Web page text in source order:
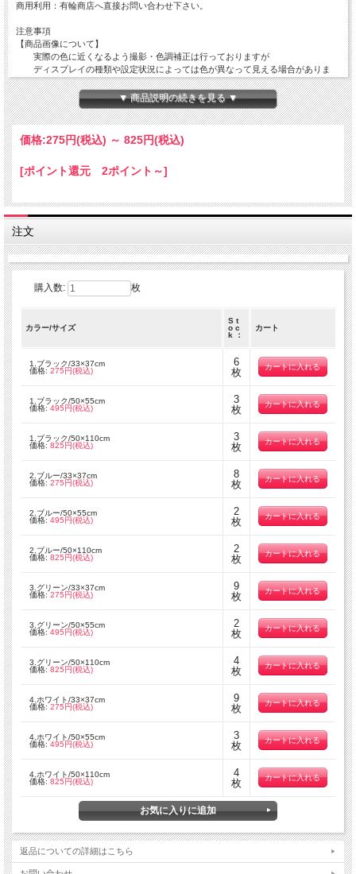
商用利用：有輪商店へ直接お問い合わせ下さい。
注意事項
【商品画像について】
実際の色に近くなるよう撮影・色調補正は行っておりますが
ディスプレイの種類や設定状況によっては色が異なって見える場合がありま
す。
【ご注文数量と商品サイズについて】
・50 x 110 cm 以外の商品
全て掲載サイズにてカットされております。
複数枚でご注文を頂いても繋がった状態の商品でのお届けとはなりません。
・50 x 110 cm の商品
在庫状況によっては50 x 110cm単位でカットされた商品でのお届けとなりま
す。
数量 １ ＝ 50 cm ( 50 x 110 cm )
数量 ３ ＝ 1.5 m ( 150 x 110 cm )
▼ 商品説明の続きを見る ▼
価格:275円(税込) ～ 825円(税込)
[ポイント還元 2ポイント～]
注文
購入数: 枚
カラー/サイズ
S t
o c
k ：
カート
1.ブラック/33×37cm
価格: 275円(税込)
6
枚
1.ブラック/50×55cm
価格: 495円(税込)
3
枚
1.ブラック/50×110cm
価格: 825円(税込)
3
枚
2.ブルー/33×37cm
価格: 275円(税込)
8
枚
2.ブルー/50×55cm
価格: 495円(税込)
2
枚
2.ブルー/50×110cm
価格: 825円(税込)
2
枚
3.グリーン/33×37cm
価格:275円(税込)
9
枚
3.グリーン/50×55cm
価格:495円(税込)
2
枚
3.グリーン/50×110cm
価格:825円(税込)
4
枚
4.ホワイト/33×37cm
価格: 275円(税込)
9
枚
4.ホワイト/50×55cm
価格: 495円(税込)
3
枚
4.ホワイト/50×110cm
価格: 825円(税込)
4
枚
返品についての詳細はこちら